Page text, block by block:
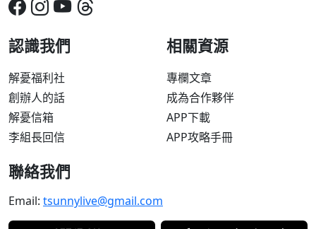
認識我們
解憂福利社
創辦人的話
解憂信箱
李組長回信
相關資源
專欄文章
成為合作夥伴
APP下載
APP攻略手冊
聯絡我們
Email: tsunnylive@gmail.com